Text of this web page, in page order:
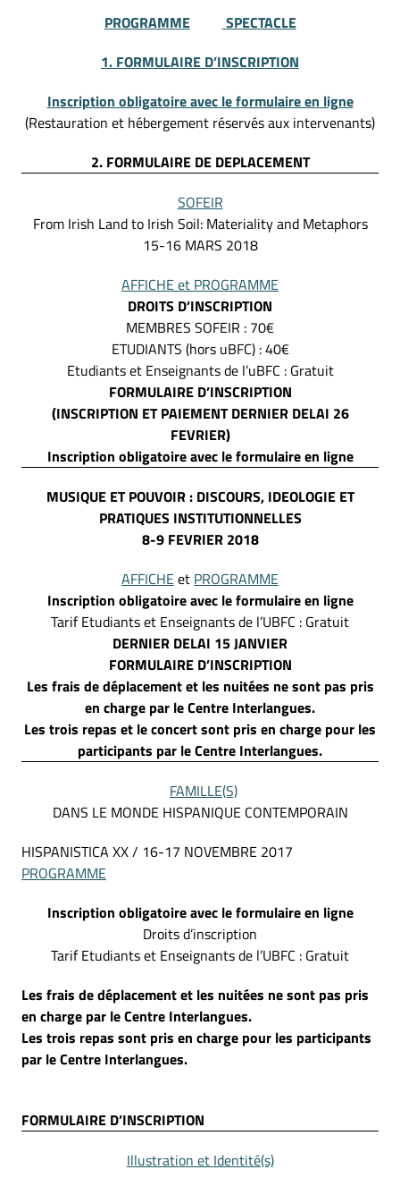
PROGRAMME
SPECTACLE
1. FORMULAIRE D’INSCRIPTION
Inscription obligatoire avec le formulaire en ligne
(Restauration et hébergement réservés aux intervenants)
2. FORMULAIRE DE DEPLACEMENT
SOFEIR
From Irish Land to Irish Soil: Materiality and Metaphors
15-16 MARS 2018
AFFICHE et PROGRAMME
DROITS D’INSCRIPTION
MEMBRES SOFEIR : 70€
ETUDIANTS (hors uBFC) : 40€
Etudiants et Enseignants de l’uBFC : Gratuit
FORMULAIRE D’INSCRIPTION
(INSCRIPTION ET PAIEMENT DERNIER DELAI 26
FEVRIER)
Inscription obligatoire avec le formulaire en ligne
MUSIQUE ET POUVOIR : DISCOURS, IDEOLOGIE ET
PRATIQUES INSTITUTIONNELLES
8-9 FEVRIER 2018
AFFICHE et PROGRAMME
Inscription obligatoire avec le formulaire en ligne
Tarif Etudiants et Enseignants de l’UBFC : Gratuit
DERNIER DELAI 15 JANVIER
FORMULAIRE D’INSCRIPTION
Les frais de déplacement et les nuitées ne sont pas pris
en charge par le Centre Interlangues.
Les trois repas et le concert sont pris en charge pour les
participants par le Centre Interlangues.
FAMILLE(S)
DANS LE MONDE HISPANIQUE CONTEMPORAIN
HISPANISTICA XX / 16-17 NOVEMBRE 2017
PROGRAMME
Inscription obligatoire avec le formulaire en ligne
Droits d’inscription
Tarif Etudiants et Enseignants de l’UBFC : Gratuit
Les frais de déplacement et les nuitées ne sont pas pris
en charge par le Centre Interlangues.
Les trois repas sont pris en charge pour les participants
par le Centre Interlangues.
FORMULAIRE D’INSCRIPTION
Illustration et Identité(s)